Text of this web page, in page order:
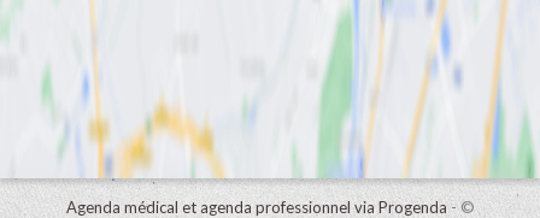
Agenda médical et agenda professionnel via Progenda - ©